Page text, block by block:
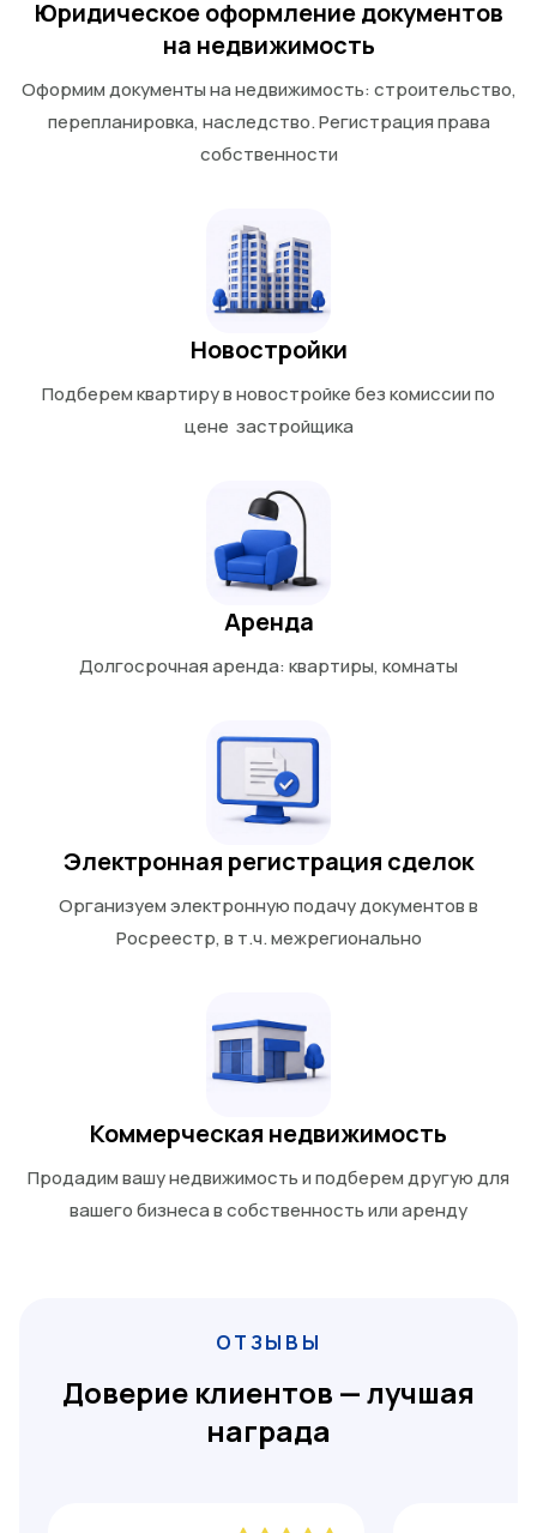
Юридическое оформление документов
на недвижимость
Оформим документы на недвижимость: строительство,
перепланировка, наследство. Регистрация права
собственности
Новостройки
Подберем квартиру в новостройке без комиссии по
цене застройщика
Аренда
Долгосрочная аренда: квартиры, комнаты
Электронная регистрация сделок
Организуем электронную подачу документов в
Росреестр, в т.ч. межрегионально
Коммерческая недвижимость
Продадим вашу недвижимость и подберем другую для
вашего бизнеса в собственность или аренду
ОТЗЫВЫ
Доверие клиентов — лучшая
награда